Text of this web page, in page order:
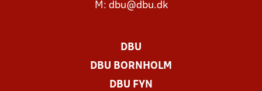
M: dbu@dbu.dk
DBU
DBU BORNHOLM
DBU FYN